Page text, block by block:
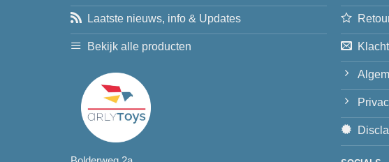
Laatste nieuws, info & Updates
Bekijk alle producten